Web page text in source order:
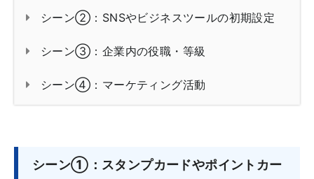
シーン②：SNSやビジネスツールの初期設定
シーン③：企業内の役職・等級
シーン④：マーケティング活動
シーン①：スタンプカードやポイントカー